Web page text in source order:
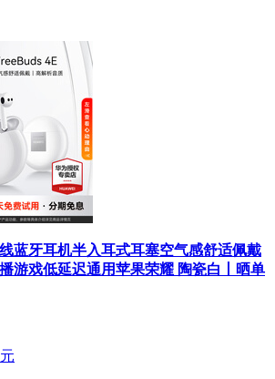
蓝牙耳机半入耳式耳塞空气感舒适佩戴
游戏低延迟通用苹果荣耀 陶瓷白丨晒单